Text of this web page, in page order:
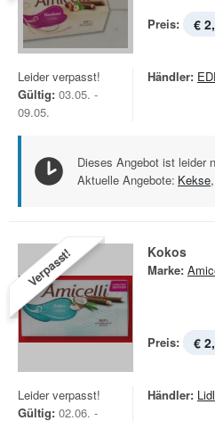
Preis: €
Leider verpasst!
Gültig: 03.05. -
09.05.
Händler:
Dieses Angebot ist leider
Aktuelle Angebote: Kekse,
Verpasst! Kokos
Marke:
Preis: €
Leider verpasst!
Gültig: 02.06. -
Händler: Lidl